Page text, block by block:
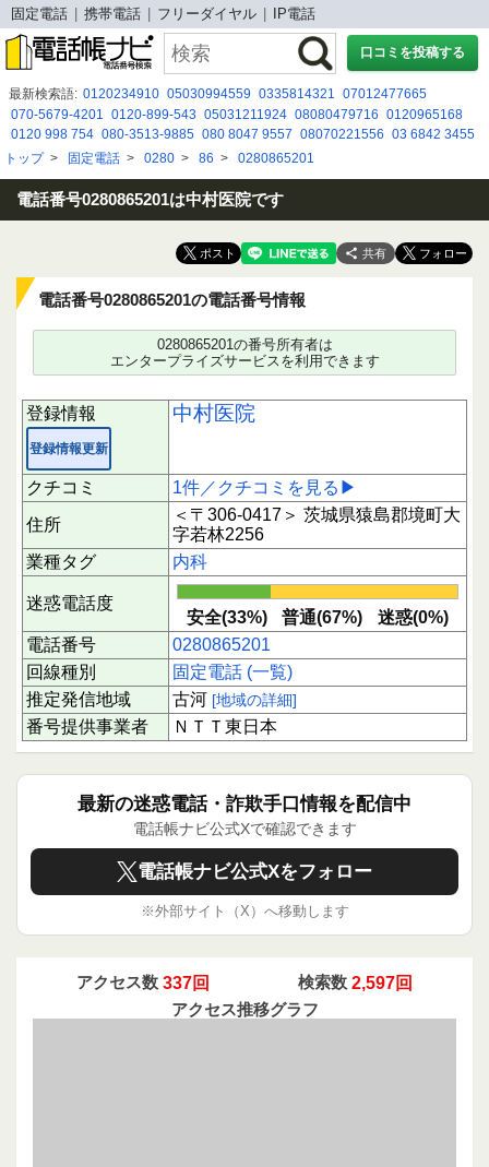
固定電話 携帯電話 フリーダイヤル IP電話
口コミを投稿する
最新検索語: 0120234910 05030994559 0335814321
07012477665
070-5679-4201
0120-899-543 05031211924 08080479716 0120965168
0120 998 754 080-3513-9885 080 8047 9557 08070221556 03 6842 3455
03 6897 5573 05038511060 08080884434 050-3092-3926
08089480113 050-3125-6362 07015263429 08015851598 08014145200
08005009089
トップ> 固定電話 > 0280 > 86 > 0280865201
電話番号0280865201は中村医院です
共有
電話番号0280865201の電話番号情報
0280865201の番号所有者は
エンタープライズサービスを利用できます
登録情報
登録情報更新
中村医院
クチコミ
1件／クチコミを見る▶
住所
＜〒306-0417＞ 茨城県猿島郡境町大
字若林2256
業種タグ
内科
迷惑電話度
安全(33%) 普通(67%)
迷惑(0%)
電話番号
0280865201
回線種別
固定電話 (一覧)
推定発信地域
古河 [地域の詳細]
番号提供事業者 ＮＴＴ東日本
最新の迷惑電話・詐欺手口情報を配信中
電話帳ナビ公式Xで確認できます
電話帳ナビ公式Xをフォロー
※外部サイト（X）へ移動します
アクセス数 337回 検索数 2,597回
アクセス推移グラフ